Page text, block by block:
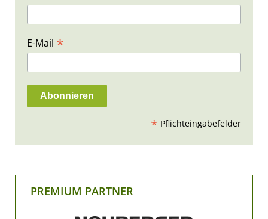
E-Mail *
* Pflichteingabefelder
PREMIUM PARTNER